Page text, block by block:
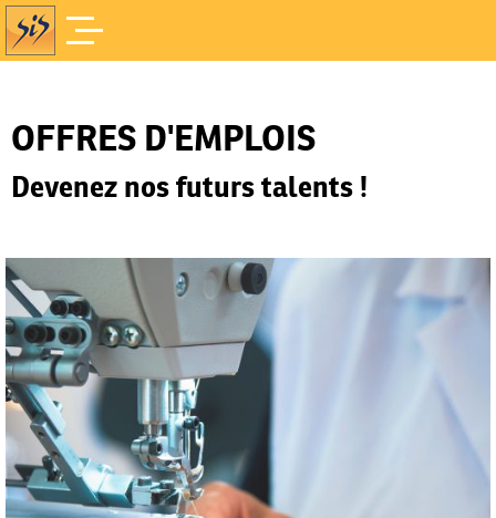
OFFRES D'EMPLOIS
Devenez nos futurs talents !